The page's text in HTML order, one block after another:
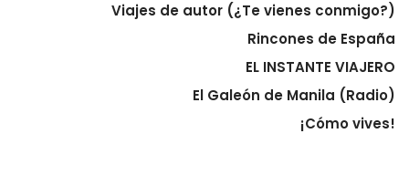
Viajes de autor (¿Te vienes conmigo?)
Rincones de España
EL INSTANTE VIAJERO
El Galeón de Manila (Radio)
¡Cómo vives!